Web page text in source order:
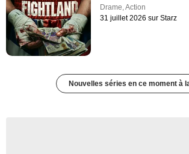
Drame,Action
31 juillet 2026 sur Starz
Nouvelles séries en ce moment à